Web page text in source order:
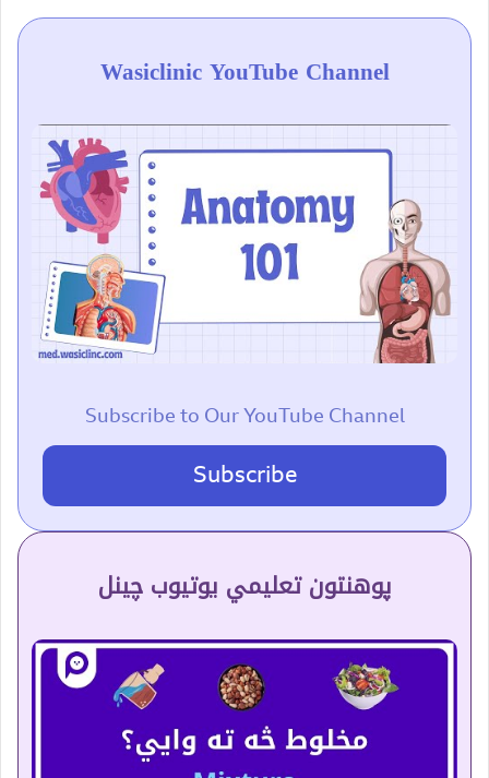
Wasiclinic YouTube Channel
Subscribe to Our YouTube Channel
Subscribe
پوهنتون تعلیمي یوتیوب چینل